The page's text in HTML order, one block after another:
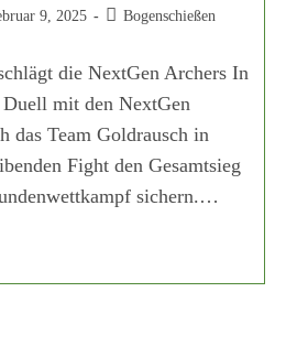
9, 2025 Bogenschießen
die NextGen Archers In
Duell mit den NextGen
das Team Goldrausch in
Fight den Gesamtsieg
sichern.…